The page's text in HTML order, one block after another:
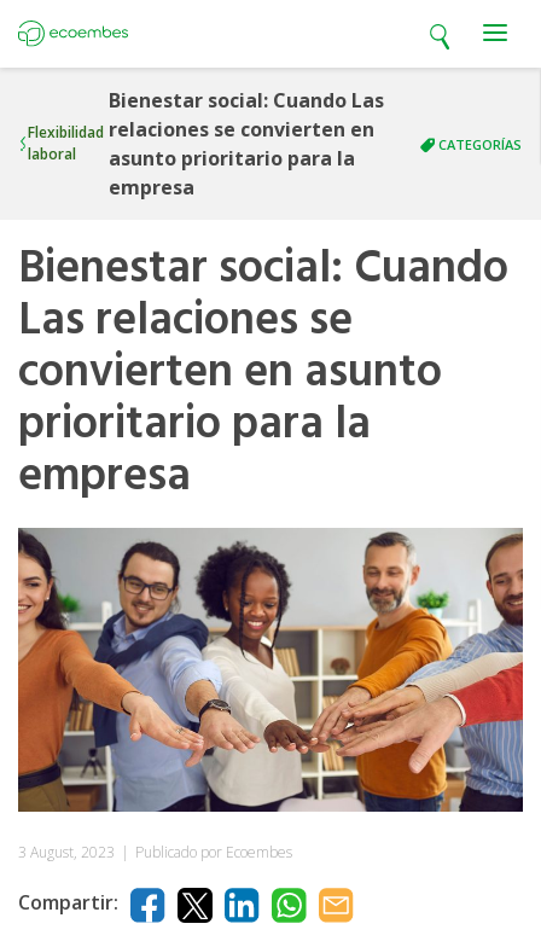
Open search
Open
Flexibilidad
laboral
Bienestar social: Cuando Las
relaciones se convierten en
asunto prioritario para la
empresa
CATEGORÍAS
Bienestar social: Cuando
Las relaciones se
convierten en asunto
prioritario para la
empresa
3 August, 2023 | Publicado por Ecoembes
Compartir: